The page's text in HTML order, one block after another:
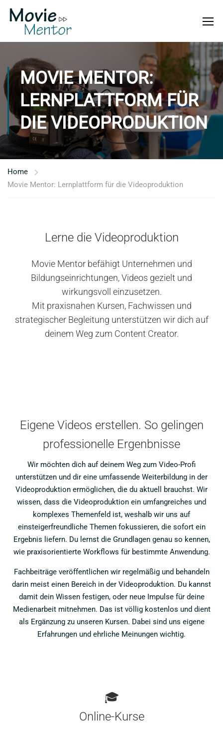
MOVIE MENTOR:
LERNPLATTFORM FÜR
DIE VIDEOPRODUKTION
Home
Movie Mentor: Lernplattform für die Videoproduktion
Lerne die Videoproduktion
Movie Mentor befähigt Unternehmen und
Bildungseinrichtungen, Videos gezielt und
wirkungsvoll einzusetzen.
Mit praxisnahen Kursen, Fachwissen und
strategischer Begleitung unterstützen wir dich auf
deinem Weg zum Content Creator.
Eigene Videos erstellen. So gelingen
professionelle Ergenbnisse
Wir möchten dich auf deinem Weg zum Video-Profi
unterstützen und dir eine umfassende Weiterbildung in der
Videoproduktion ermöglichen, die du aktuell brauchst. Wir
wissen, dass die Videoproduktion ein umfangreiches und
komplexes Themenfeld ist, weshalb wir uns auf
einsteigerfreundliche Themen fokussieren, die sofort ein
Ergebnis liefern. Du lernst die Grundlagen genau so kennen,
wie praxisorientierte Workflows für bestimmte Anwendung.
Fachbeiträge veröffentlichen wir regelmäßig und behandeln
darin meist einen Bereich in der Videoproduktion. Du kannst
damit dein Wissen festigen, oder neue Impulse für deine
Medienarbeit mitnehmen. Das ist völlig kostenlos und dient
als Ergänzung zu unseren Kursen. Dabei sind uns eigene
Erfahrungen und ehrliche Meinungen wichtig.
🎓
Online-Kurse